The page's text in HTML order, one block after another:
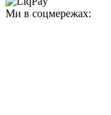
Ми в соцмережах: